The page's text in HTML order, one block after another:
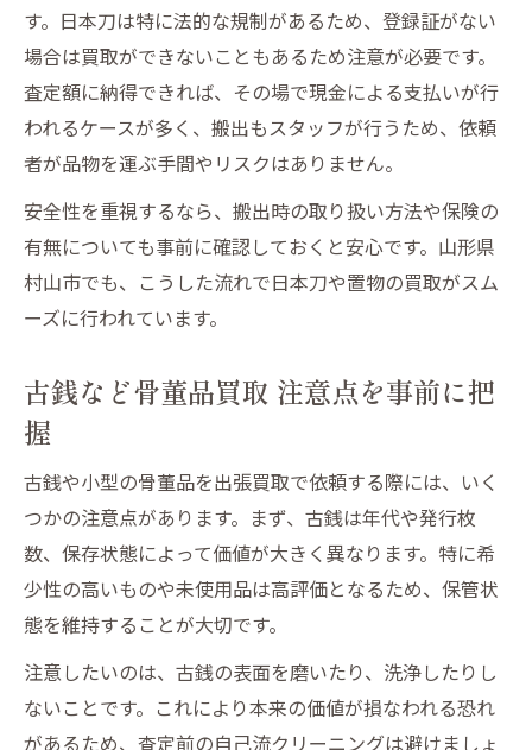
す。日本刀は特に法的な規制があるため、登録証がない
場合は買取ができないこともあるため注意が必要です。
査定額に納得できれば、その場で現金による支払いが行
われるケースが多く、搬出もスタッフが行うため、依頼
者が品物を運ぶ手間やリスクはありません。
安全性を重視するなら、搬出時の取り扱い方法や保険の
有無についても事前に確認しておくと安心です。山形県
村山市でも、こうした流れで日本刀や置物の買取がスム
ーズに行われています。
古銭など骨董品買取 注意点を事前に把
握
古銭や小型の骨董品を出張買取で依頼する際には、いく
つかの注意点があります。まず、古銭は年代や発行枚
数、保存状態によって価値が大きく異なります。特に希
少性の高いものや未使用品は高評価となるため、保管状
態を維持することが大切です。
注意したいのは、古銭の表面を磨いたり、洗浄したりし
ないことです。これにより本来の価値が損なわれる恐れ
があるため、査定前の自己流クリーニングは避けましょ